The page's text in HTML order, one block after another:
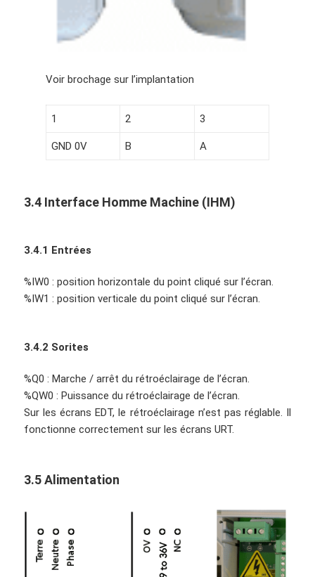
Voir brochage sur l’implantation
1 2 3
GND 0V B A
3.4 Interface Homme Machine (IHM)
3.4.1 Entrées
%IW0 : position horizontale du point cliqué sur l’écran.
%IW1 : position verticale du point cliqué sur l’écran.
3.4.2 Sorites
%Q0 : Marche / arrêt du rétroéclairage de l’écran.
%QW0 : Puissance du rétroéclairage de l’écran.
Sur les écrans EDT, le rétroéclairage n’est pas réglable. Il
fonctionne correctement sur les écrans URT.
3.5 Alimentation